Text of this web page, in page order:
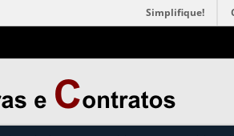
Simplifique!